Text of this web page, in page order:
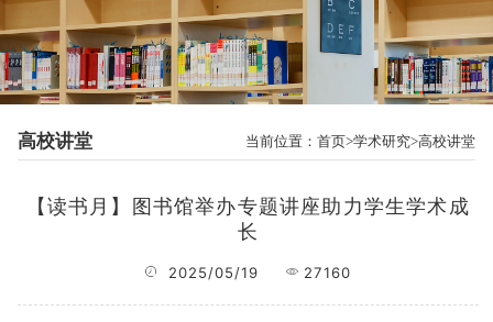
高校讲堂 当前位置：首页 学术研究 高校讲堂
【读书月】图书馆举办专题讲座助力学生学术成
长
2025/05/19 27160